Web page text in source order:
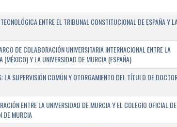
ENTRE EL TRIBUNAL CONSTITUCIONAL DE ESPAÑA Y
DE COLABORACIÓN UNIVERSITARIA INTERNACIONAL ENTRE LA
(MÉXICO) Y LA UNIVERSIDAD DE MURCIA (ESPAÑA)
LA SUPERVISIÓN COMÚN Y OTORGAMIENTO DEL TÍTULO DE
ENTRE LA UNIVERSIDAD DE MURCIA Y EL COLEGIO OFICIAL DE
DE MURCIA